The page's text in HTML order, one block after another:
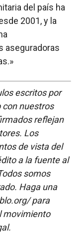
del país ha
2001, y la
aseguradoras
escritos por
con nuestros
reflejan
Los
de vista del
a la fuente al
somos
Haga una
para
movimiento